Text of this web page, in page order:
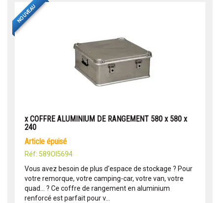
NOUVEAU
x COFFRE ALUMINIUM DE RANGEMENT 580 x 580 x
240
article épuisé
Réf: 589OI5694
Vous avez besoin de plus d'espace de stockage ? Pour
votre remorque, votre camping-car, votre van, votre
quad... ? Ce coffre de rangement en aluminium
renforcé est parfait pour v...